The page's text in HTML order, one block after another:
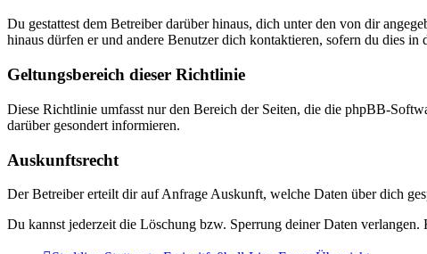
Du gestattest dem Betreiber darüber hinaus, dich unter den von dir
hinaus dürfen er und andere Benutzer dich kontaktieren, sofern du dies in
Geltungsbereich dieser Richtlinie
Diese Richtlinie umfasst nur den Bereich der Seiten, die die phpBB-
darüber gesondert informieren.
Auskunftsrecht
Der Betreiber erteilt dir auf Anfrage Auskunft, welche Daten über dich
Du kannst jederzeit die Löschung bzw. Sperrung deiner Daten